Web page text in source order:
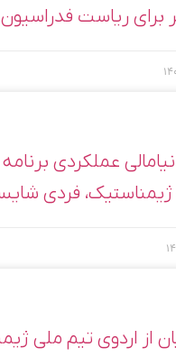
عملکردی
فردی
از اردوی تیم ملی